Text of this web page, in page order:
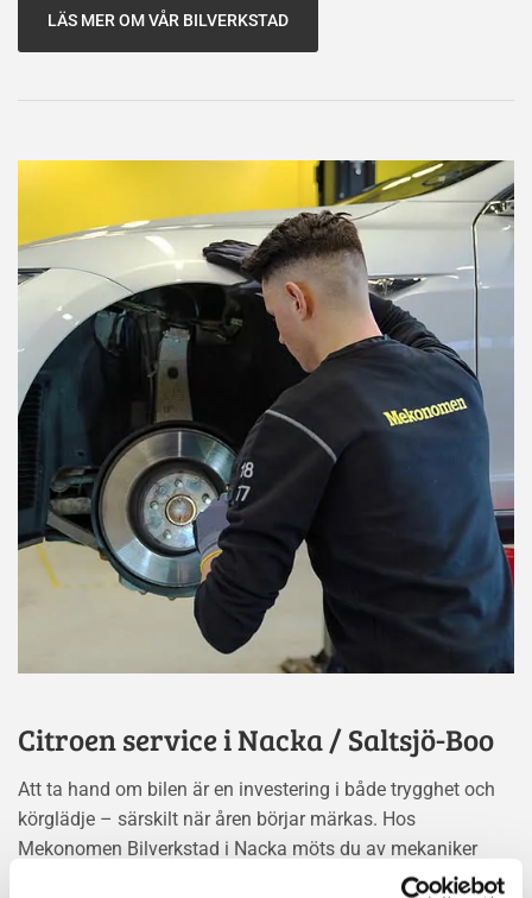
LÄS MER OM VÅR BILVERKSTAD
Citroen service i Nacka / Saltsjö-Boo
Att ta hand om bilen är en investering i både trygghet och
körglädje – särskilt när åren börjar märkas. Hos
Mekonomen Bilverkstad i Nacka möts du av mekaniker
som kan Citroen, med erfarenhet och precision som gör